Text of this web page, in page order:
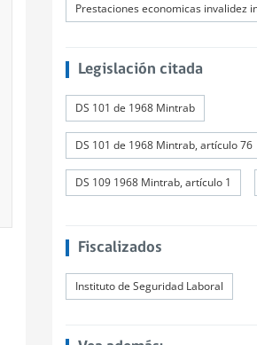
Prestaciones economicas invalidez
Legislación citada
DS 101 de 1968 Mintrab
DS 101 de 1968 Mintrab, artículo 76
DS 109 1968 Mintrab, artículo 1
Fiscalizados
Instituto de Seguridad Laboral